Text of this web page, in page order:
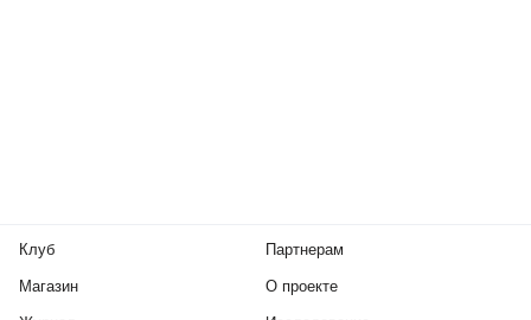
Клуб
Магазин
Партнерам
О проекте